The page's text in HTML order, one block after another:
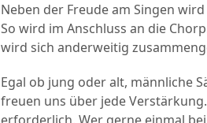
Neben der Freude am Singen
So wird im Anschluss an die
wird sich anderweitig
Egal ob jung oder alt, männliche
freuen uns über jede